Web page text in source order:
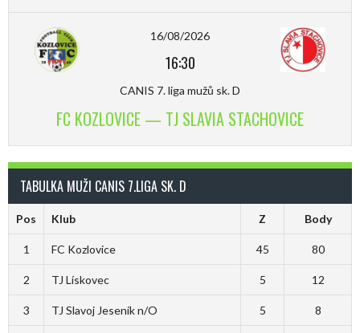
16/08/2026
16:30
CANIS 7. liga mužů sk. D
FC KOZLOVICE — TJ SLAVIA STACHOVICE
TABULKA MUŽI CANIS 7.LIGA SK. D
Pos Klub Z Body
1 FC Kozlovice 45 80
2 TJ Lískovec 5 12
3 TJ Slavoj Jeseník n/O 5 8